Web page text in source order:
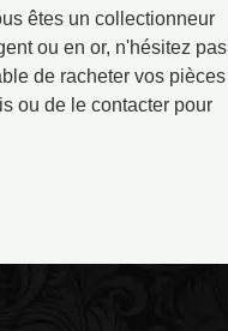
êtes un collectionneur
ou en or, n'hésitez pas
de racheter vos pièces
ou de le contacter pour